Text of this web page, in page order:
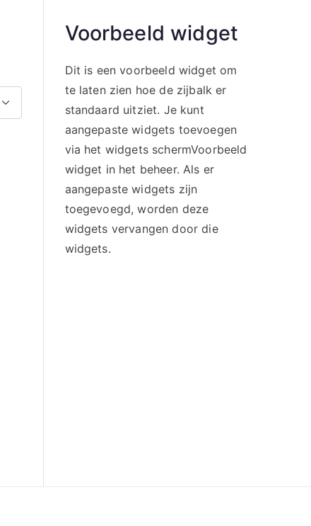
Voorbeeld widget
Dit is een voorbeeld widget om
te laten zien hoe de zijbalk er
standaard uitziet. Je kunt
aangepaste widgets toevoegen
via het widgets schermVoorbeeld
widget in het beheer. Als er
aangepaste widgets zijn
toegevoegd, worden deze
widgets vervangen door die
widgets.